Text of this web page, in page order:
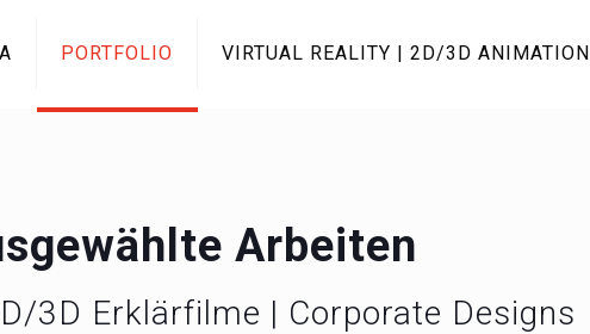
PORTFOLIO VIRTUAL REALITY | 2D/3D ANIMATION
Arbeiten
3D Erklärfilme | Corporate Designs